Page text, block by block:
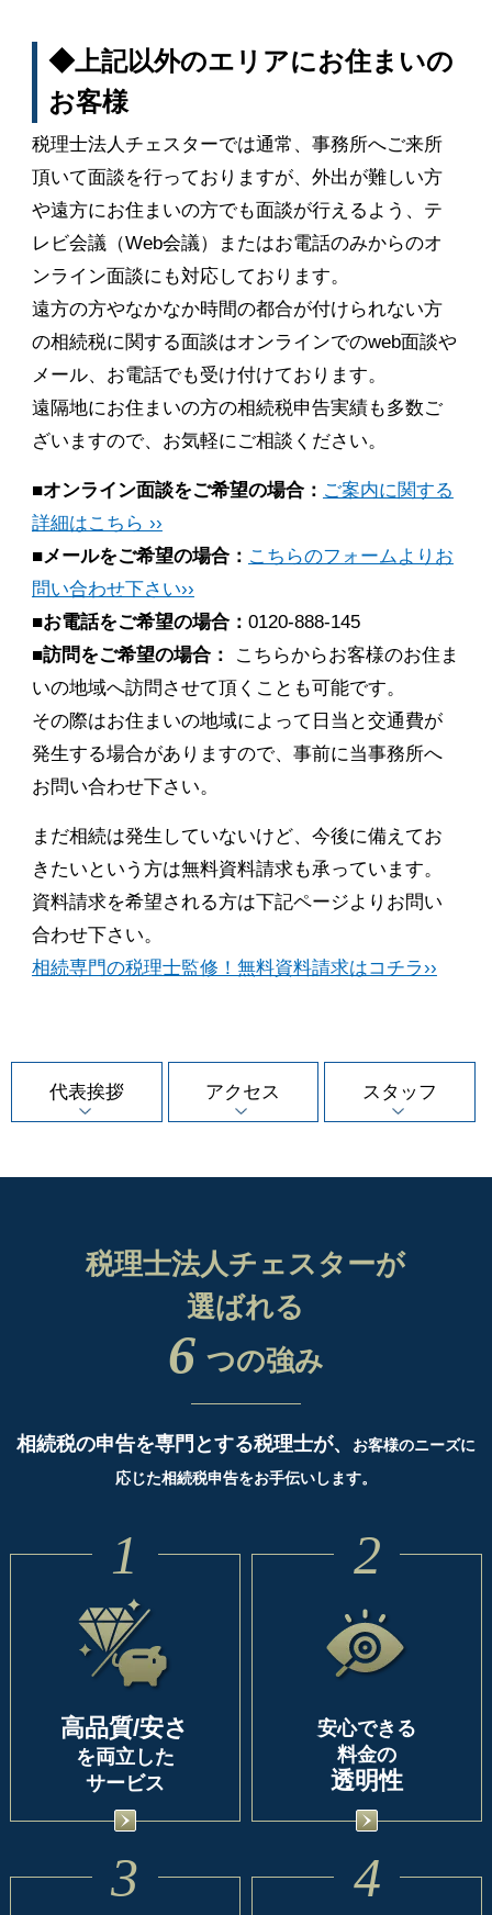
◆上記以外のエリアにお住まいの
お客様
税理士法人チェスターでは通常、事務所へご来所
頂いて面談を行っておりますが、外出が難しい方
や遠方にお住まいの方でも面談が行えるよう、テ
レビ会議（Web会議）またはお電話のみからのオ
ンライン面談にも対応しております。
遠方の方やなかなか時間の都合が付けられない方
の相続税に関する面談はオンラインでのweb面談や
メール、お電話でも受け付けております。
遠隔地にお住まいの方の相続税申告実績も多数ご
ざいますので、お気軽にご相談ください。
■オンライン面談をご希望の場合： ご案内に関する
詳細はこちら ››
■メールをご希望の場合： こちらのフォームよりお
問い合わせ下さい››
■お電話をご希望の場合： 0120-888-145
■訪問をご希望の場合：
こちらからお客様のお住ま
いの地域へ訪問させて頂くことも可能です。
その際はお住まいの地域によって日当と交通費が
発生する場合がありますので、事前に当事務所へ
お問い合わせ下さい。
まだ相続は発生していないけど、今後に備えてお
きたいという方は無料資料請求も承っています。
資料請求を希望される方は下記ページよりお問い
合わせ下さい。
相続専門の税理士監修！無料資料請求はコチラ››
代表挨拶 アクセス スタッフ
税理士法人チェスターが
選ばれる
6 つの強み
相続税の申告を専門とする税理士が、
お客様のニーズに
応じた相続税申告をお手伝いします。
1
高品質/安さ
を両立した
サービス
2
安心できる
料金の
透明性
3 4